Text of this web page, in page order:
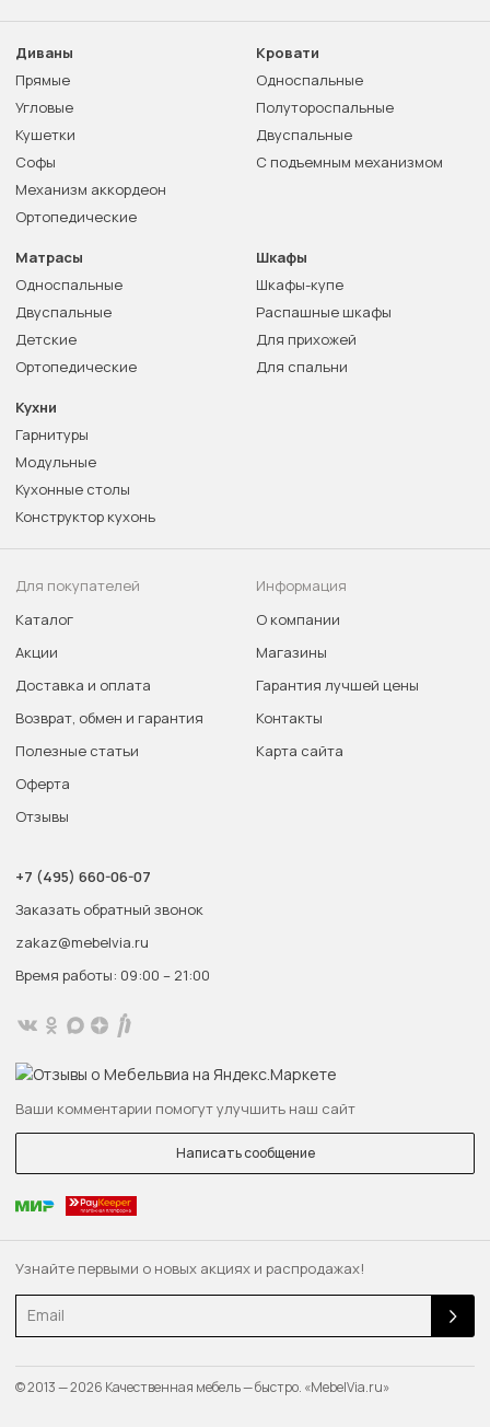
Узнайте первыми о новых акциях и распродажах!
Email
Диваны
Прямые
Угловые
Кушетки
Софы
Механизм аккордеон
Ортопедические
Кровати
Односпальные
Полутороспальные
Двуспальные
С подъемным механизмом
Матрасы
Односпальные
Двуспальные
Детские
Ортопедические
Шкафы
Шкафы-купе
Распашные шкафы
Для прихожей
Для спальни
Кухни
Гарнитуры
Модульные
Кухонные столы
Конструктор кухонь
Для покупателей
Каталог
Акции
Доставка и оплата
Возврат, обмен и гарантия
Полезные статьи
Оферта
Отзывы
Информация
О компании
Магазины
Гарантия лучшей цены
Контакты
Карта сайта
+7 (495) 660-06-07
Заказать обратный звонок
zakaz@mebelvia.ru
Время работы: 09:00 – 21:00
Ваши комментарии помогут улучшить наш сайт
Написать сообщение
© 2013 — 2026 Качественная мебель — быстро. «MebelVia.ru»